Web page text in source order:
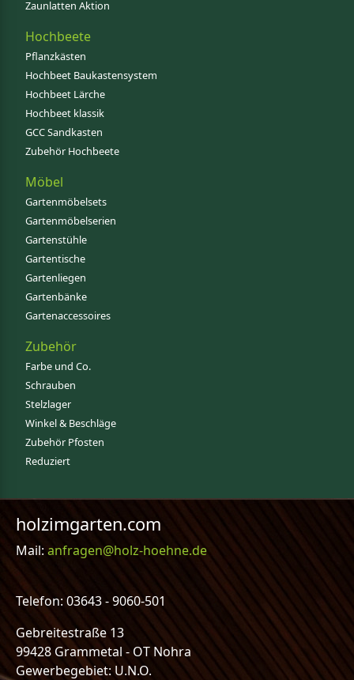
Zaunlatten Aktion
Hochbeete
Pflanzkästen
Hochbeet Baukastensystem
Hochbeet Lärche
Hochbeet klassik
GCC Sandkasten
Zubehör Hochbeete
Möbel
Gartenmöbelsets
Gartenmöbelserien
Gartenstühle
Gartentische
Gartenliegen
Gartenbänke
Gartenaccessoires
Zubehör
Farbe und Co.
Schrauben
Stelzlager
Winkel & Beschläge
Zubehör Pfosten
Reduziert
holzimgarten.com
Mail:anfragen@holz-hoehne.de
Telefon: 03643 - 9060-501
Gebreitestraße 13
99428 Grammetal - OT Nohra
Gewerbegebiet: U.N.O.